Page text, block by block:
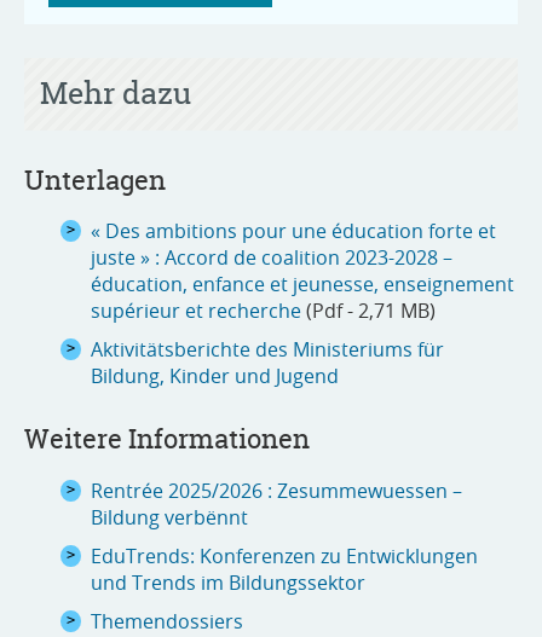
Mehr dazu
Unterlagen
« Des ambitions pour une éducation forte et
juste » : Accord de coalition 2023-2028 –
éducation, enfance et jeunesse, enseignement
supérieur et recherche(Pdf - 2,71 MB)
Aktivitätsberichte des Ministeriums für
Bildung, Kinder und Jugend
Weitere Informationen
Rentrée 2025/2026 : Zesummewuessen –
Bildung verbënnt
EduTrends: Konferenzen zu Entwicklungen
und Trends im Bildungssektor
Themendossiers